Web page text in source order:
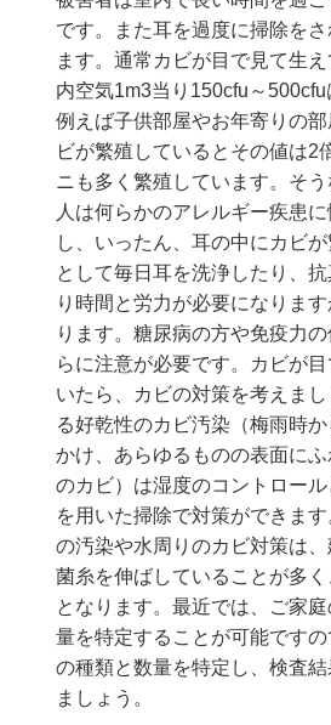
です。また耳を過度に掃除を
ます。通常カビが目で見て生
内空気1m3当り150cfu～500cfu
例えば子供部屋やお年寄りの
ビが繁殖しているとその値は2
ニも多く繁殖しています。そ
人は何らかのアレルギー疾患
し、いったん、耳の中にカビ
として毎日耳を洗浄したり、
り時間と労力が必要になりま
ります。糖尿病の方や免疫力
らに注意が必要です。カビが
いたら、カビの対策を考えま
る好乾性のカビ汚染（梅雨時
かけ、あらゆるものの表面に
のカビ）は湿度のコントロー
を用いた掃除で対策ができま
の汚染や水周りのカビ対策は
菌糸を伸ばしていることが多
となります。最近では、ご家
量を特定することが可能です
の種類と数量を特定し、検査
ましょう。